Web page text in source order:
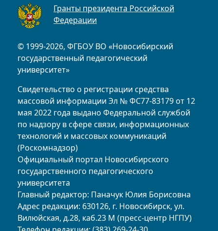
© 1999-2026, ФГБОУ ВО «Новосибирский
государственный педагогический
университет»
Свидетельство о регистрации средства
массовой информации Эл № ФС77-83179 от 12
мая 2022 года выдано Федеральной службой
по надзору в сфере связи, информационных
технологий и массовых коммуникаций
(Роскомнадзор)
Официальный портал Новосибирского
государственного педагогического
университета
Главный редактор: Паначук Юлия Борисовна
Адрес редакции: 630126, г. Новосибирск, ул.
Вилюйская, д.28, каб.23 М (пресс-центр НГПУ)
Гранты президента Российской
Федерации